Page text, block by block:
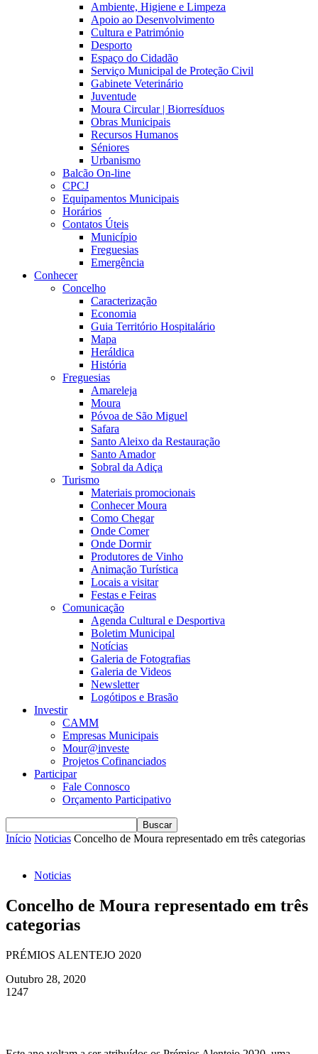
Ambiente, Higiene e Limpeza
Apoio ao Desenvolvimento
Cultura e Património
Desporto
Espaço do Cidadão
Serviço Municipal de Proteção Civil
Gabinete Veterinário
Juventude
Moura Circular | Biorresíduos
Obras Municipais
Recursos Humanos
Séniores
Urbanismo
Balcão On-line
CPCJ
Equipamentos Municipais
Horários
Contatos Úteis
Município
Freguesias
Emergência
Conhecer
Concelho
Caracterização
Economia
Guia Território Hospitalário
Mapa
Heráldica
História
Freguesias
Amareleja
Moura
Póvoa de São Miguel
Safara
Santo Aleixo da Restauração
Santo Amador
Sobral da Adiça
Turismo
Materiais promocionais
Conhecer Moura
Como Chegar
Onde Comer
Onde Dormir
Produtores de Vinho
Animação Turística
Locais a visitar
Festas e Feiras
Comunicação
Agenda Cultural e Desportiva
Boletim Municipal
Notícias
Galeria de Fotografias
Galeria de Videos
Newsletter
Logótipos e Brasão
Investir
CAMM
Empresas Municipais
Mour@investe
Projetos Cofinanciados
Participar
Fale Connosco
Orçamento Participativo
Início Noticias Concelho de Moura representado em três categorias
Noticias
Concelho de Moura representado em três
categorias
PRÉMIOS ALENTEJO 2020
Outubro 28, 2020
1247